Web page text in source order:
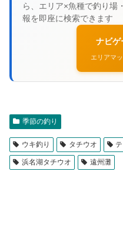
ナビゲ
エリアマ
季節の釣り
ウキ釣り タチウオ
浜名湖タチウオ 遠州灘